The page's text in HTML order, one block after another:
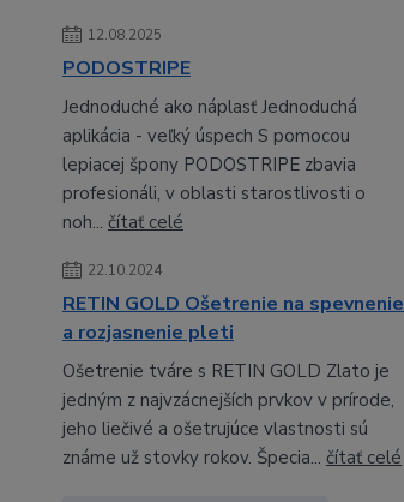
12.08.2025
PODOSTRIPE
Jednoduché ako náplasť Jednoduchá
aplikácia - veľký úspech S pomocou
lepiacej špony PODOSTRIPE zbavia
profesionáli, v oblasti starostlivosti o
noh... čítať celé
22.10.2024
RETIN GOLD Ošetrenie na spevnenie
a rozjasnenie pleti
Ošetrenie tváre s RETIN GOLD Zlato je
jedným z najvzácnejších prvkov v prírode,
jeho liečivé a ošetrujúce vlastnosti sú
známe už stovky rokov. Špecia... čítať celé